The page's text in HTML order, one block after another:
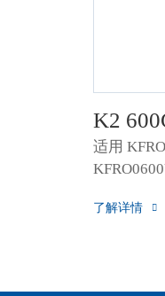
K2
适用
了解详情